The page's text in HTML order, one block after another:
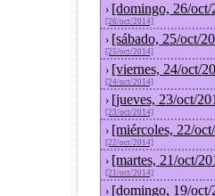
› [domingo, 26/oct/
[26/oct/2014]
› [sábado, 25/oct/
[25/oct/2014]
› [viernes, 24/oct/
[24/oct/2014]
› [jueves, 23/oct/
[23/oct/2014]
› [miércoles, 22/
[22/oct/2014]
› [martes, 21/oct/
[21/oct/2014]
› [domingo, 19/oct/